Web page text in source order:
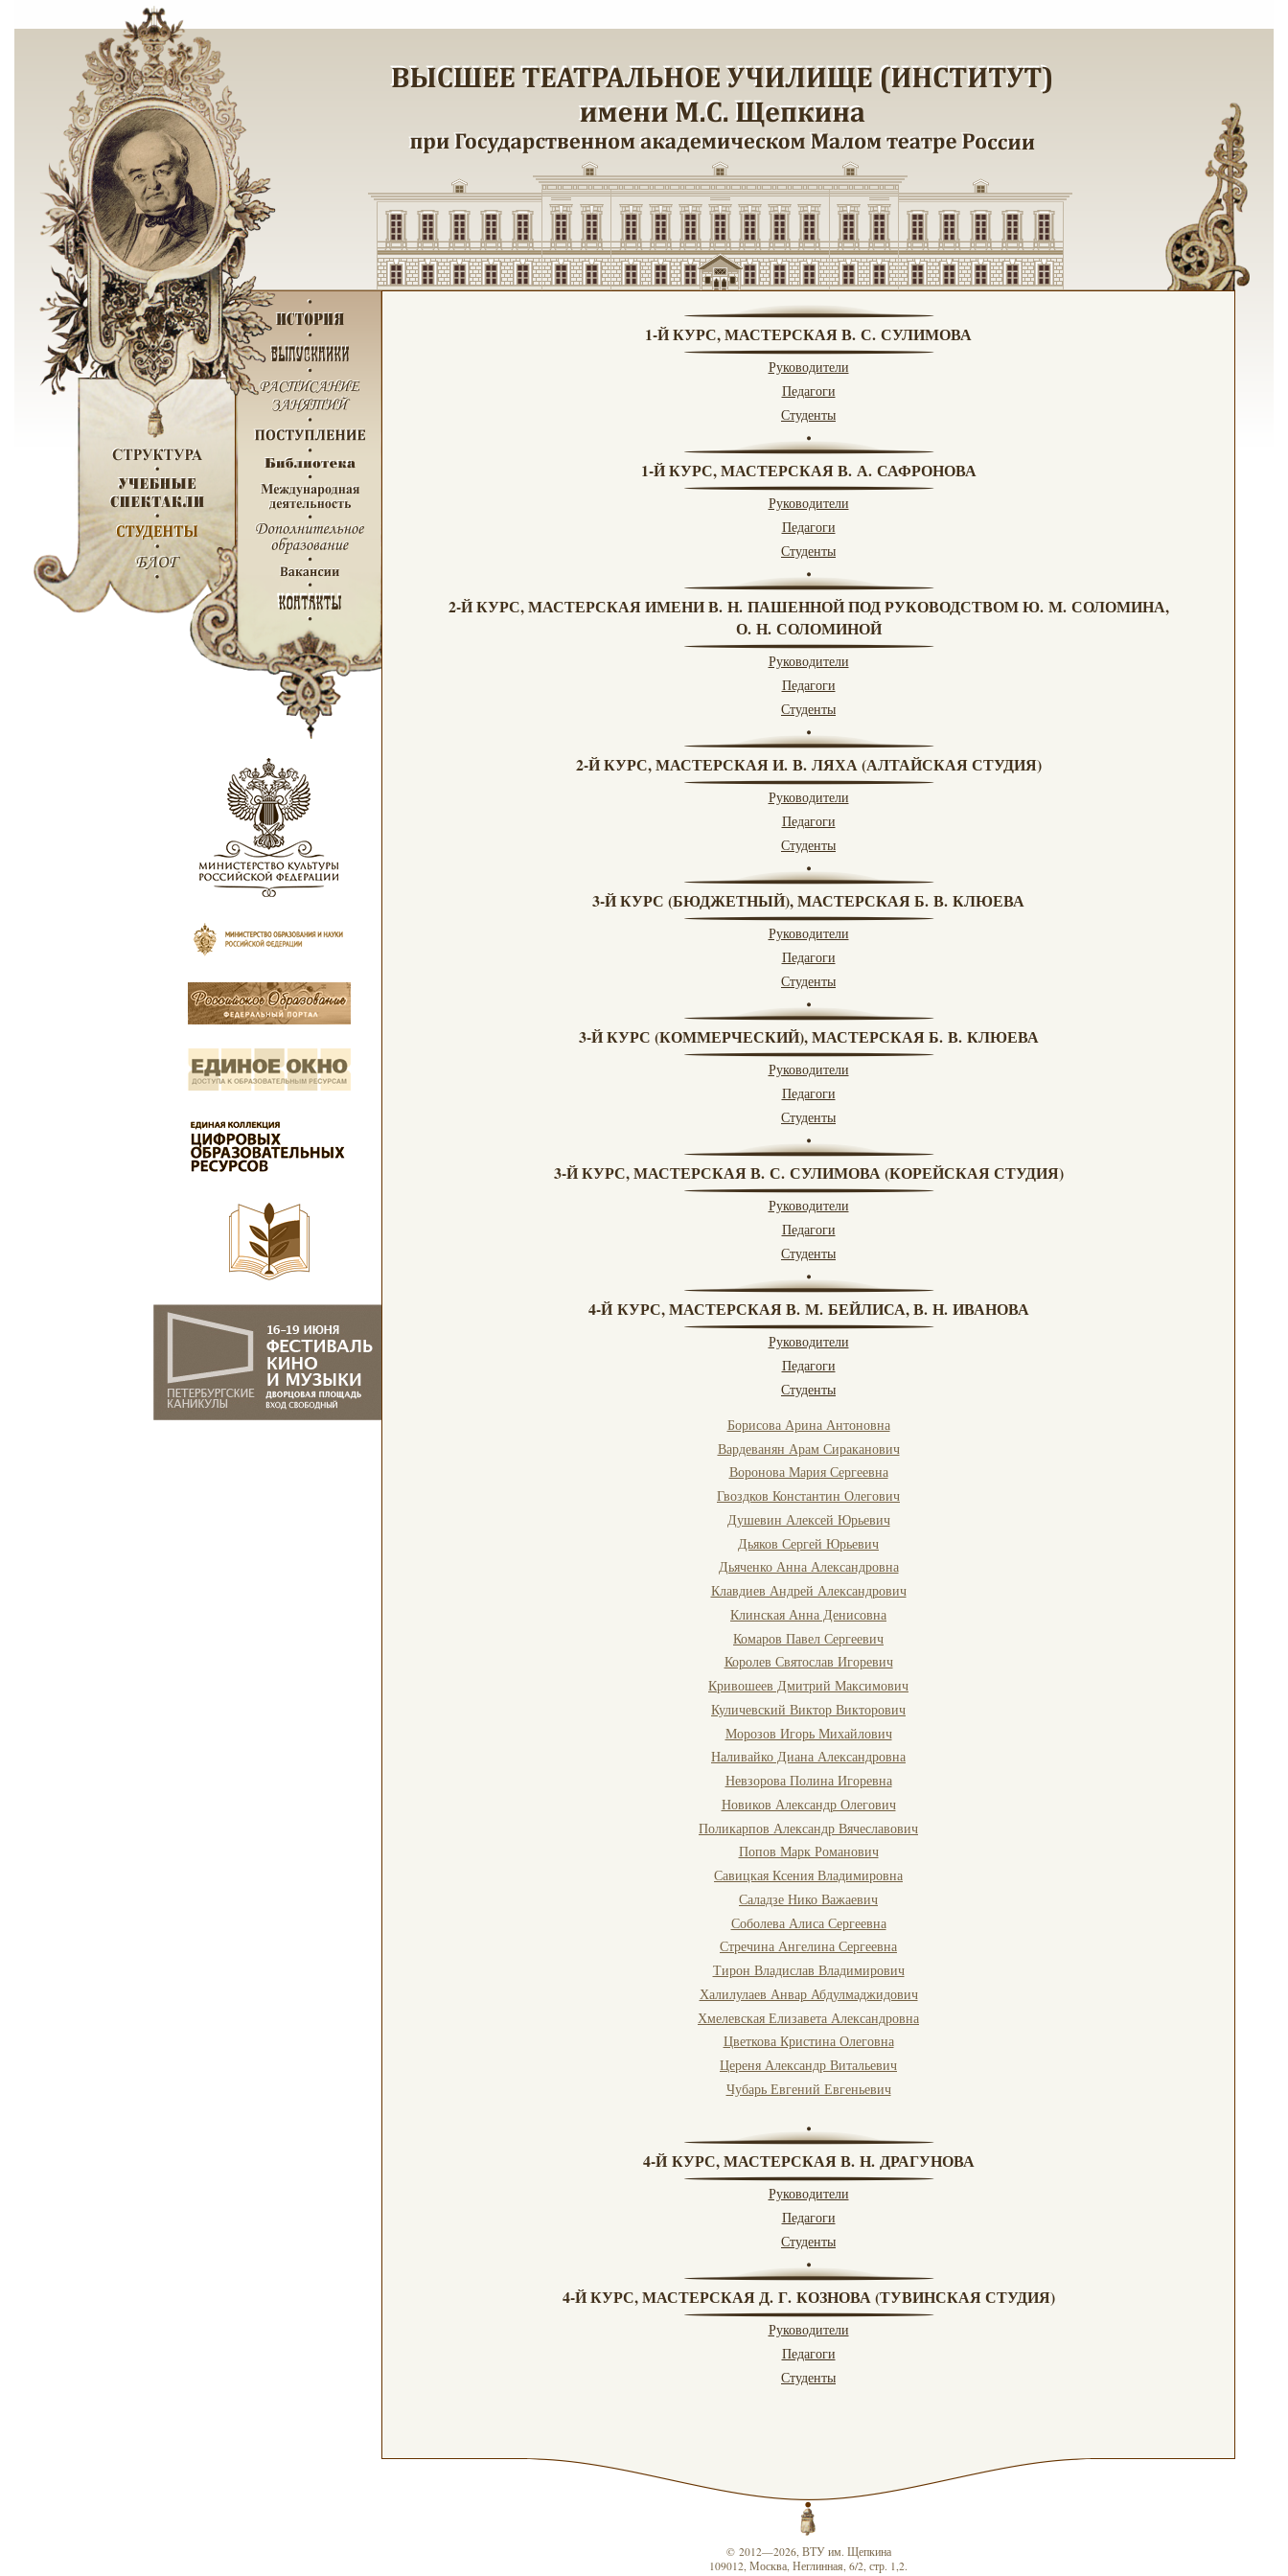
1-Й КУРС, МАСТЕРСКАЯ В. С. СУЛИМОВА
Руководители
Педагоги
Студенты
1-Й КУРС, МАСТЕРСКАЯ В. А. САФРОНОВА
Руководители
Педагоги
Студенты
2-Й КУРС, МАСТЕРСКАЯ ИМЕНИ В. Н. ПАШЕННОЙ ПОД РУКОВОДСТВОМ Ю. М. СОЛОМИНА,
О. Н. СОЛОМИНОЙ
Руководители
Педагоги
Студенты
2-Й КУРС, МАСТЕРСКАЯ И. В. ЛЯХА (АЛТАЙСКАЯ СТУДИЯ)
Руководители
Педагоги
Студенты
3-Й КУРС (БЮДЖЕТНЫЙ), МАСТЕРСКАЯ Б. В. КЛЮЕВА
Руководители
Педагоги
Студенты
3-Й КУРС (КОММЕРЧЕСКИЙ), МАСТЕРСКАЯ Б. В. КЛЮЕВА
Руководители
Педагоги
Студенты
3-Й КУРС, МАСТЕРСКАЯ В. С. СУЛИМОВА (КОРЕЙСКАЯ СТУДИЯ)
Руководители
Педагоги
Студенты
4-Й КУРС, МАСТЕРСКАЯ В. М. БЕЙЛИСА, В. Н. ИВАНОВА
Руководители
Педагоги
Студенты
Борисова Арина Антоновна
Вардеванян Арам Сираканович
Воронова Мария Сергеевна
Гвоздков Константин Олегович
Душевин Алексей Юрьевич
Дьяков Сергей Юрьевич
Дьяченко Анна Александровна
Клавдиев Андрей Александрович
Клинская Анна Денисовна
Комаров Павел Сергеевич
Королев Святослав Игоревич
Кривошеев Дмитрий Максимович
Куличевский Виктор Викторович
Морозов Игорь Михайлович
Наливайко Диана Александровна
Невзорова Полина Игоревна
Новиков Александр Олегович
Поликарпов Александр Вячеславович
Попов Марк Романович
Савицкая Ксения Владимировна
Саладзе Нико Важаевич
Соболева Алиса Сергеевна
Стречина Ангелина Сергеевна
Тирон Владислав Владимирович
Халилулаев Анвар Абдулмаджидович
Хмелевская Елизавета Александровна
Цветкова Кристина Олеговна
Цереня Александр Витальевич
Чубарь Евгений Евгеньевич
4-Й КУРС, МАСТЕРСКАЯ В. Н. ДРАГУНОВА
Руководители
Педагоги
Студенты
4-Й КУРС, МАСТЕРСКАЯ Д. Г. КОЗНОВА (ТУВИНСКАЯ СТУДИЯ)
Руководители
Педагоги
Студенты
© 2012—2026, ВТУ им. Щепкина
109012, Москва, Неглинная, 6/2, стр. 1,2.